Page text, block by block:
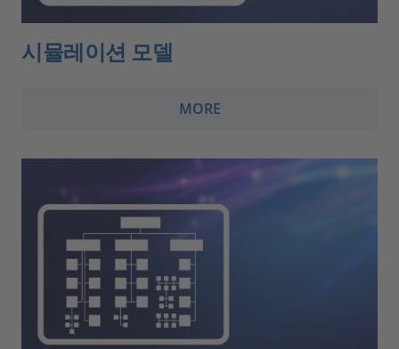
시뮬레이션 모델
MORE